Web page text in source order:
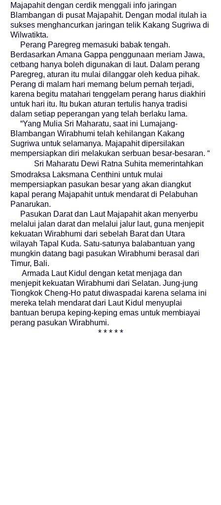
Majapahit dengan cerdik menggali info jaringan
Blambangan di pusat Majapahit. Dengan modal itulah ia
sukses menghancurkan jaringan telik Kakang Sugriwa di
Wilwatikta.
Perang Paregreg memasuki babak tengah.
Berdasarkan Amana Gappa penggunaan meriam Jawa,
cetbang hanya boleh digunakan di laut. Dalam perang
Paregreg, aturan itu mulai dilanggar oleh kedua pihak.
Perang di malam hari memang belum pernah terjadi,
karena begitu matahari tenggelam perang harus diakhiri
untuk hari itu. Itu bukan aturan tertulis hanya tradisi
dalam setiap peperangan yang telah berlaku lama.
“Yang Mulia Sri Maharatu, saat ini Lumajang-
Blambangan Wirabhumi telah kehilangan Kakang
Sugriwa untuk selamanya. Majapahit dipersilakan
mempersiapkan diri melakukan serbuan besar-besaran. “
Sri Maharatu Dewi Ratna Suhita memerintahkan
Smodraksa Laksmana Centhini untuk mulai
mempersiapkan pasukan besar yang akan diangkut
kapal perang Majapahit untuk mendarat di Pelabuhan
Panarukan.
Pasukan Darat dan Laut Majapahit akan menyerbu
melalui jalan darat dan melalui jalur laut, guna menjepit
kekuatan Wirabhumi dari sebelah Barat dan Utara
wilayah Tapal Kuda. Satu-satunya balabantuan yang
mungkin datang bagi pasukan Wirabhumi berasal dari
Timur, Bali.
Armada Laut Kidul dengan ketat menjaga dan
menjepit kekuatan Wirabhumi dari Selatan. Jung-jung
Tiongkok Cheng-Ho patut diwaspadai karena selama ini
mereka telah mendarat dari Laut Kidul menyuplai
bantuan berupa keping-keping emas untuk membiayai
perang pasukan Wirabhumi.
*****